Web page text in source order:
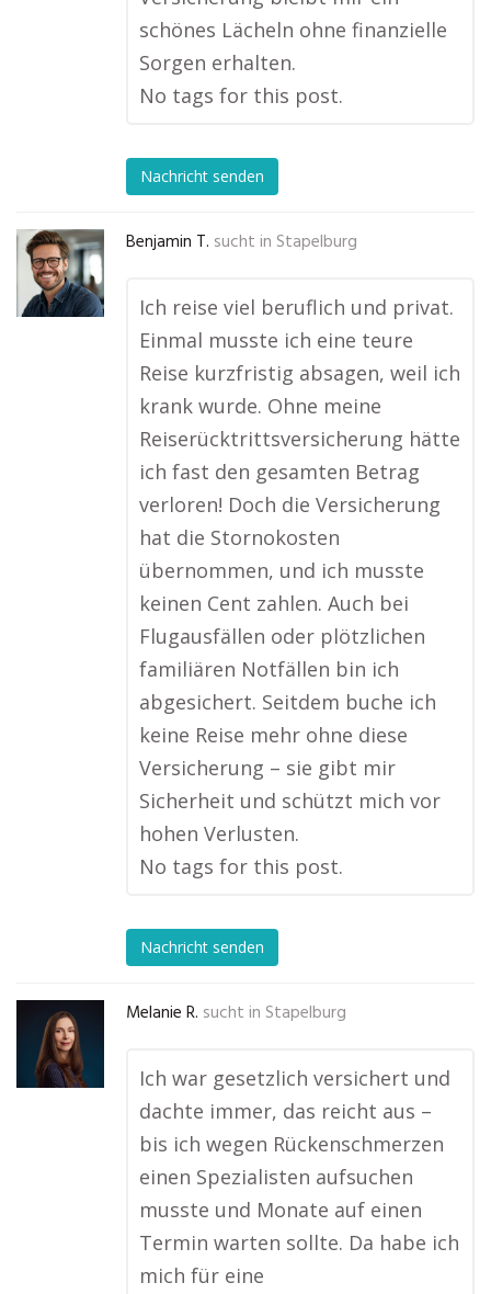
schönes Lächeln ohne finanzielle
Sorgen erhalten.
No tags for this post.
Nachricht senden
Benjamin T. sucht in Stapelburg
Ich reise viel beruflich und privat.
Einmal musste ich eine teure
Reise kurzfristig absagen, weil ich
krank wurde. Ohne meine
Reiserücktrittsversicherung hätte
ich fast den gesamten Betrag
verloren! Doch die Versicherung
hat die Stornokosten
übernommen, und ich musste
keinen Cent zahlen. Auch bei
Flugausfällen oder plötzlichen
familiären Notfällen bin ich
abgesichert. Seitdem buche ich
keine Reise mehr ohne diese
Versicherung – sie gibt mir
Sicherheit und schützt mich vor
hohen Verlusten.
No tags for this post.
Nachricht senden
Melanie R. sucht in Stapelburg
Ich war gesetzlich versichert und
dachte immer, das reicht aus –
bis ich wegen Rückenschmerzen
einen Spezialisten aufsuchen
musste und Monate auf einen
Termin warten sollte. Da habe ich
mich für eine